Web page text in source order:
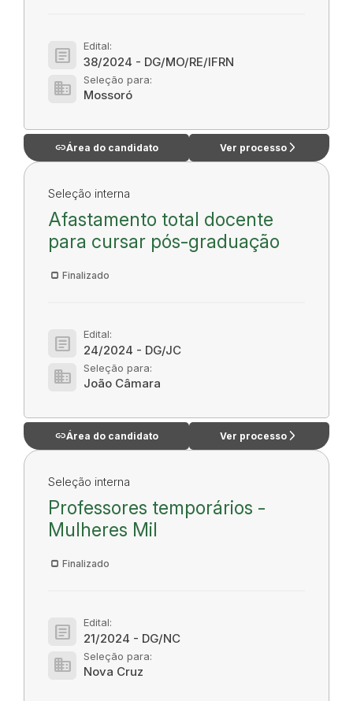
article Edital:
38/2024 - DG/MO/RE/IFRN
domain Seleção para:
Mossoró
linkÁrea do candidato Ver processo arrow_forward_ios
Seleção interna
Afastamento total docente
para cursar pós-graduação
Finalizado
article Edital:
24/2024 - DG/JC
domain Seleção para:
João Câmara
linkÁrea do candidato Ver processo arrow_forward_ios
Seleção interna
Professores temporários -
Mulheres Mil
Finalizado
article Edital:
21/2024 - DG/NC
domain Seleção para:
Nova Cruz